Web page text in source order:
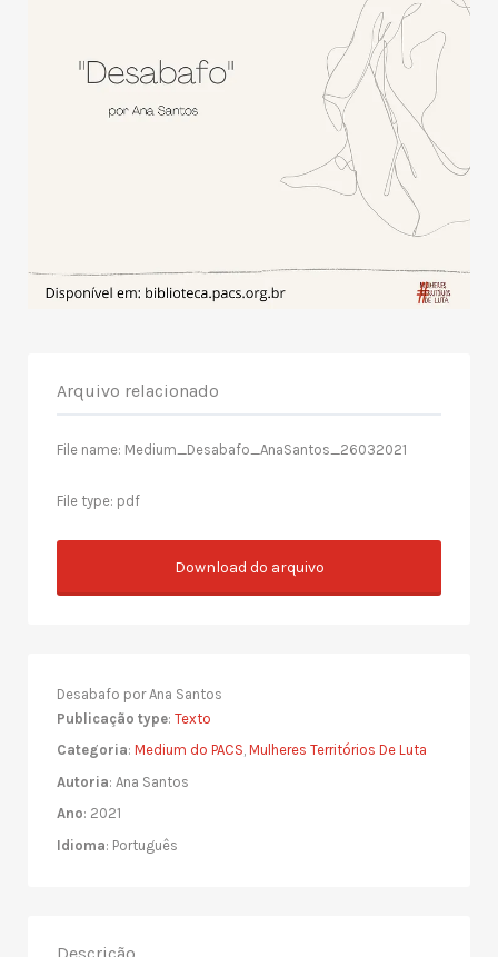
Arquivo relacionado
File name: Medium_Desabafo_AnaSantos_26032021
File type: pdf
Download do arquivo
Desabafo por Ana Santos
Publicação type: Texto
Categoria: Medium do PACS, Mulheres Territórios De Luta
Autoria: Ana Santos
Ano: 2021
Idioma: Português
Descrição